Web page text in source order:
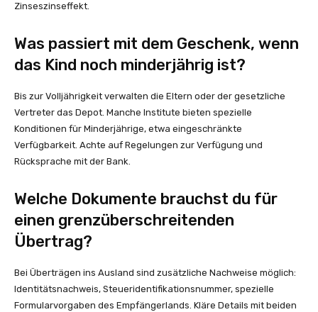
Zinseszinseffekt.
Was passiert mit dem Geschenk, wenn
das Kind noch minderjährig ist?
Bis zur Volljährigkeit verwalten die Eltern oder der gesetzliche
Vertreter das Depot. Manche Institute bieten spezielle
Konditionen für Minderjährige, etwa eingeschränkte
Verfügbarkeit. Achte auf Regelungen zur Verfügung und
Rücksprache mit der Bank.
Welche Dokumente brauchst du für
einen grenzüberschreitenden
Übertrag?
Bei Überträgen ins Ausland sind zusätzliche Nachweise möglich:
Identitätsnachweis, Steueridentifikationsnummer, spezielle
Formularvorgaben des Empfängerlands. Kläre Details mit beiden